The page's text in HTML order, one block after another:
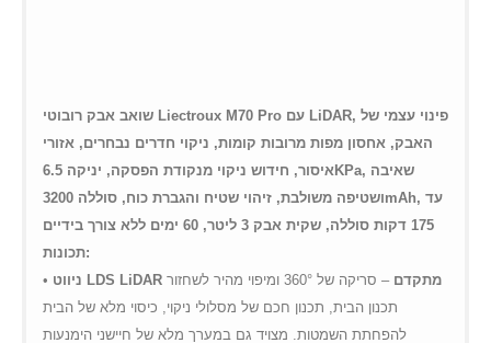
שואב אבק רובוטי Liectroux M70 Pro עם LiDAR, פינוי עצמי של
האבק, אחסון מפות מרובות קומות, ניקוי חדרים נבחרים, אזורי
איסור, חידוש ניקוי מנקודת הפסקה, יניקה 6.5KPa, שאיבה
ושטיפה משולבת, זיהוי שטיח והגברת כוח, סוללה 3200mAh, עד
175 דקות סוללה, שקית אבק 3 ליטר, 60 ימים ללא צורך בידיים
תכונות:
•
ניווט LDS LiDAR מתקדם
– סריקה של 360° ומיפוי מהיר לשחזור
תכנון הבית, תכנון חכם של מסלולי ניקוי, כיסוי מלא של הבית
להפחתת השמטות. מצויד גם במערך מלא של חיישני הימנעות